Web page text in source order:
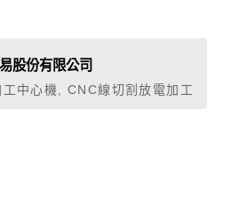
股份有限公司
中心機, CNC線切割放電加工